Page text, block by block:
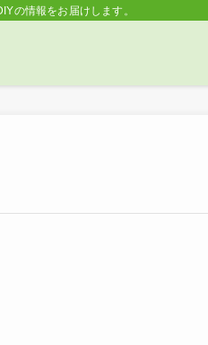
の情報をお届けします。 | Lifeなび